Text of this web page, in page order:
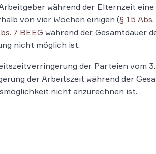
während der Elternzeit
von vier Wochen einigen (§ 15
7 BEEG während der Gesamtdauer
nicht möglich ist.
der Parteien vom
der Arbeitszeit während der
nicht anzurechnen ist.